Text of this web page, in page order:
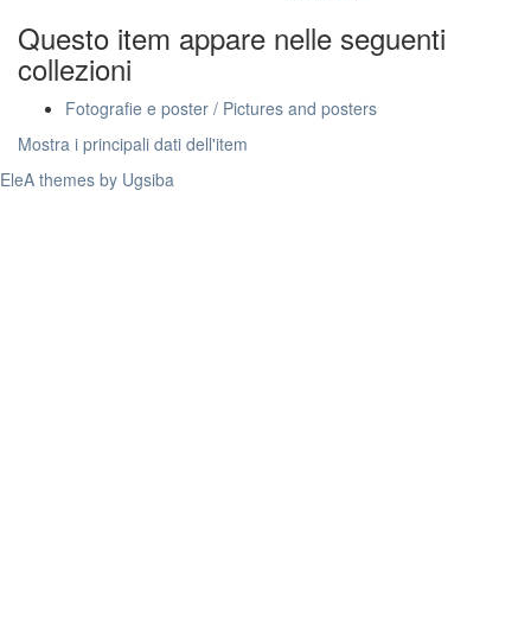
Questo item appare nelle seguenti
collezioni
Fotografie e poster / Pictures and posters
Mostra i principali dati dell'item
EleA themes by Ugsiba